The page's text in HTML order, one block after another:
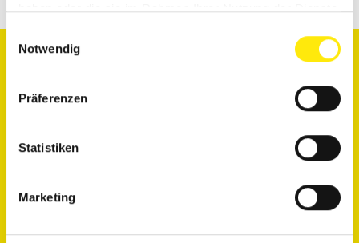
haben oder die sie im Rahmen Ihrer Nutzung der Dienste
Einwilligungsauswahl
Notwendig
Präferenzen
Statistiken
Marketing